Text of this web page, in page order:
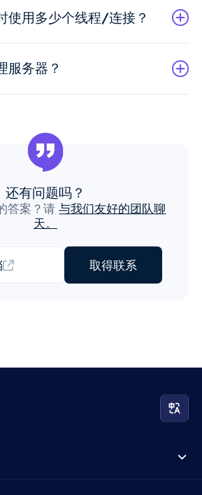
使用多少个线程/连接？
服务器？
还有问题吗？
答案？请与我们友好的团队聊
天。
取得联系